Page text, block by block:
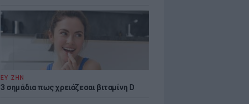
ΕΥ ΖΗΝ
3 σημάδια πως χρειάζεσαι βιταμίνη D